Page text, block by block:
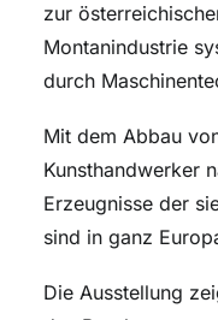
zur
Montanindustrie
durch
Mit dem Abbau
Kunsthandwerker
Erzeugnisse der
sind in ganz
Die Ausstellung